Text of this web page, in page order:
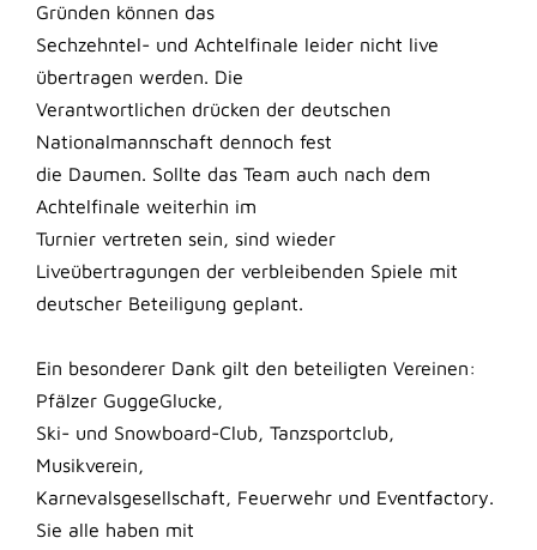
Gründen können das
Sechzehntel- und Achtelfinale leider nicht live
übertragen werden. Die
Verantwortlichen drücken der deutschen
Nationalmannschaft dennoch fest
die Daumen. Sollte das Team auch nach dem
Achtelfinale weiterhin im
Turnier vertreten sein, sind wieder
Liveübertragungen der verbleibenden Spiele mit
deutscher Beteiligung geplant.
Ein besonderer Dank gilt den beteiligten Vereinen:
Pfälzer GuggeGlucke,
Ski- und Snowboard-Club, Tanzsportclub,
Musikverein,
Karnevalsgesellschaft, Feuerwehr und Eventfactory.
Sie alle haben mit